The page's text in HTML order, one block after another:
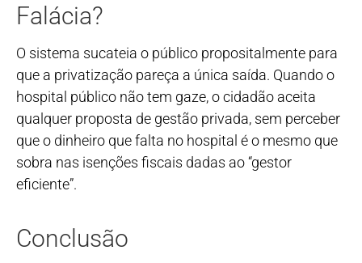
Falácia?
O sistema sucateia o público propositalmente para
que a privatização pareça a única saída. Quando o
hospital público não tem gaze, o cidadão aceita
qualquer proposta de gestão privada, sem perceber
que o dinheiro que falta no hospital é o mesmo que
sobra nas isenções fiscais dadas ao “gestor
eficiente”.
Conclusão